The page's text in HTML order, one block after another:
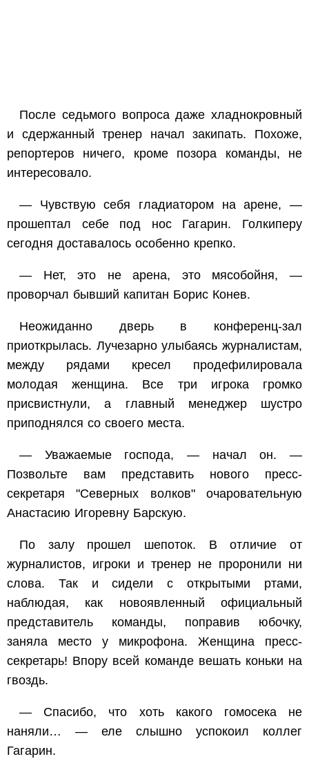
После седьмого вопроса даже хладнокровный
и сдержанный тренер начал закипать. Похоже,
репортеров ничего, кроме позора команды, не
интересовало.
— Чувствую себя гладиатором на арене, —
прошептал себе под нос Гагарин. Голкиперу
сегодня доставалось особенно крепко.
— Нет, это не арена, это мясобойня, —
проворчал бывший капитан Борис Конев.
Неожиданно дверь в конференц-зал
приоткрылась. Лучезарно улыбаясь журналистам,
между рядами кресел продефилировала
молодая женщина. Все три игрока громко
присвистнули, а главный менеджер шустро
приподнялся со своего места.
— Уважаемые господа, — начал он. —
Позвольте вам представить нового пресс-
секретаря "Северных волков" очаровательную
Анастасию Игоревну Барскую.
По залу прошел шепоток. В отличие от
журналистов, игроки и тренер не проронили ни
слова. Так и сидели с открытыми ртами,
наблюдая, как новоявленный официальный
представитель команды, поправив юбочку,
заняла место у микрофона. Женщина пресс-
секретарь! Впору всей команде вешать коньки на
гвоздь.
— Спасибо, что хоть какого гомосека не
наняли… — еле слышно успокоил коллег
Гагарин.